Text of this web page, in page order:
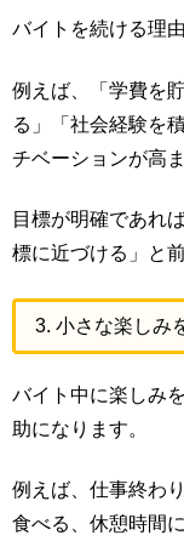
バイトを続ける理
例えば、「学費を
る」「社会経験を
チベーションが高
目標が明確であれ
標に近づける」と
3. 小さな楽しみ
バイト中に楽しみ
助になります。
例えば、仕事終わ
食べる、休憩時間